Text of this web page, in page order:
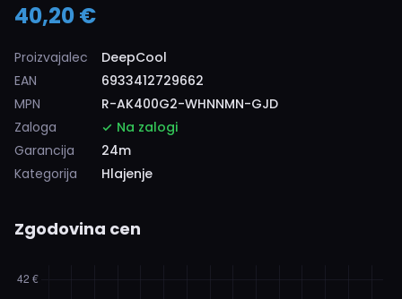
40,20 €
Proizvajalec
DeepCool
EAN
6933412729662
MPN
R-AK400G2-WHNNMN-GJD
Zaloga
Na zalogi
Garancija
24m
Kategorija
Hlajenje
Zgodovina cen